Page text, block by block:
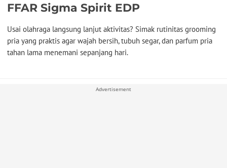
FFAR Sigma Spirit EDP
Usai olahraga langsung lanjut aktivitas? Simak rutinitas grooming
pria yang praktis agar wajah bersih, tubuh segar, dan parfum pria
tahan lama menemani sepanjang hari.
Advertisement